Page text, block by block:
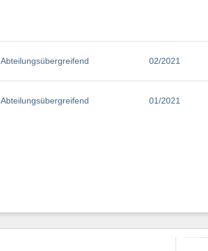
Abteilungsübergreifend 02/2021
Abteilungsübergreifend 01/2021